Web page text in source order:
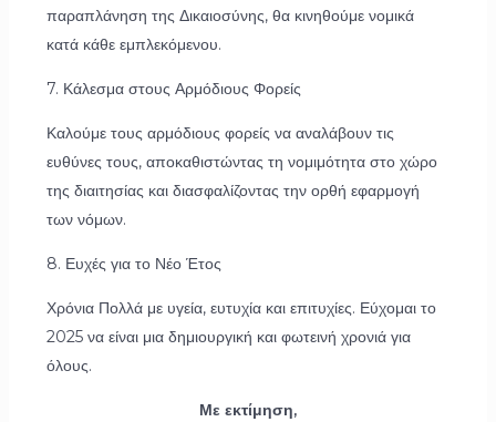
παραπλάνηση της Δικαιοσύνης, θα κινηθούμε νομικά
κατά κάθε εμπλεκόμενου.
7. Κάλεσμα στους Αρμόδιους Φορείς
Καλούμε τους αρμόδιους φορείς να αναλάβουν τις
ευθύνες τους, αποκαθιστώντας τη νομιμότητα στο χώρο
της διαιτησίας και διασφαλίζοντας την ορθή εφαρμογή
των νόμων.
8. Ευχές για το Νέο Έτος
Χρόνια Πολλά με υγεία, ευτυχία και επιτυχίες. Εύχομαι το
2025 να είναι μια δημιουργική και φωτεινή χρονιά για
όλους.
Με εκτίμηση,